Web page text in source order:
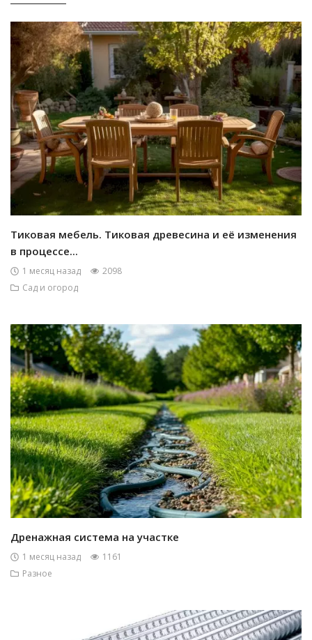
Тиковая мебель. Тиковая древесина и её изменения
в процессе...
1 месяц назад
2098
Сад и огород
Дренажная система на участке
1 месяц назад
1161
Разное